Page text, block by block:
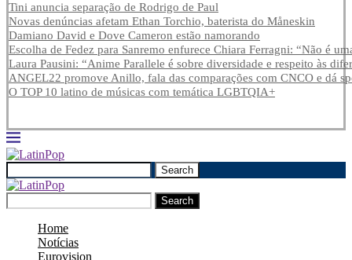
Tini anuncia separação de Rodrigo de Paul
Novas denúncias afetam Ethan Torchio, baterista do Måneskin
Damiano David e Dove Cameron estão namorando
Escolha de Fedez para Sanremo enfurece Chiara Ferragni: “Não é
Laura Pausini: “Anime Parallele é sobre diversidade e respeito às
ANGEL22 promove Anillo, fala das comparações com CNCO e dá
O TOP 10 latino de músicas com temática LGBTQIA+
Search
Search
Home
Notícias
Eurovision